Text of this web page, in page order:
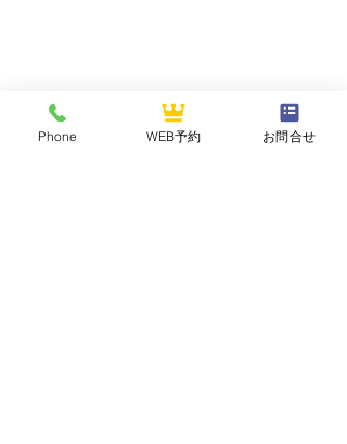
Phone WEB予約 お問合せ